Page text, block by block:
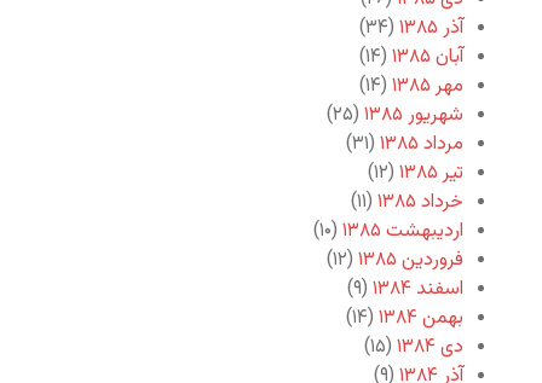
آذر ۱۳۸۵
(۳۴)
آبان ۱۳۸۵
(۱۴)
مهر ۱۳۸۵
(۱۴)
شهریور ۱۳۸۵
(۲۵)
مرداد ۱۳۸۵
(۳۱)
تیر ۱۳۸۵
(۱۲)
خرداد ۱۳۸۵
(۱۱)
اردیبهشت ۱۳۸۵
(۱۰)
فروردین ۱۳۸۵
(۱۲)
اسفند ۱۳۸۴
(۹)
بهمن ۱۳۸۴
(۱۴)
دی ۱۳۸۴
(۱۵)
آذر ۱۳۸۴
(۹)